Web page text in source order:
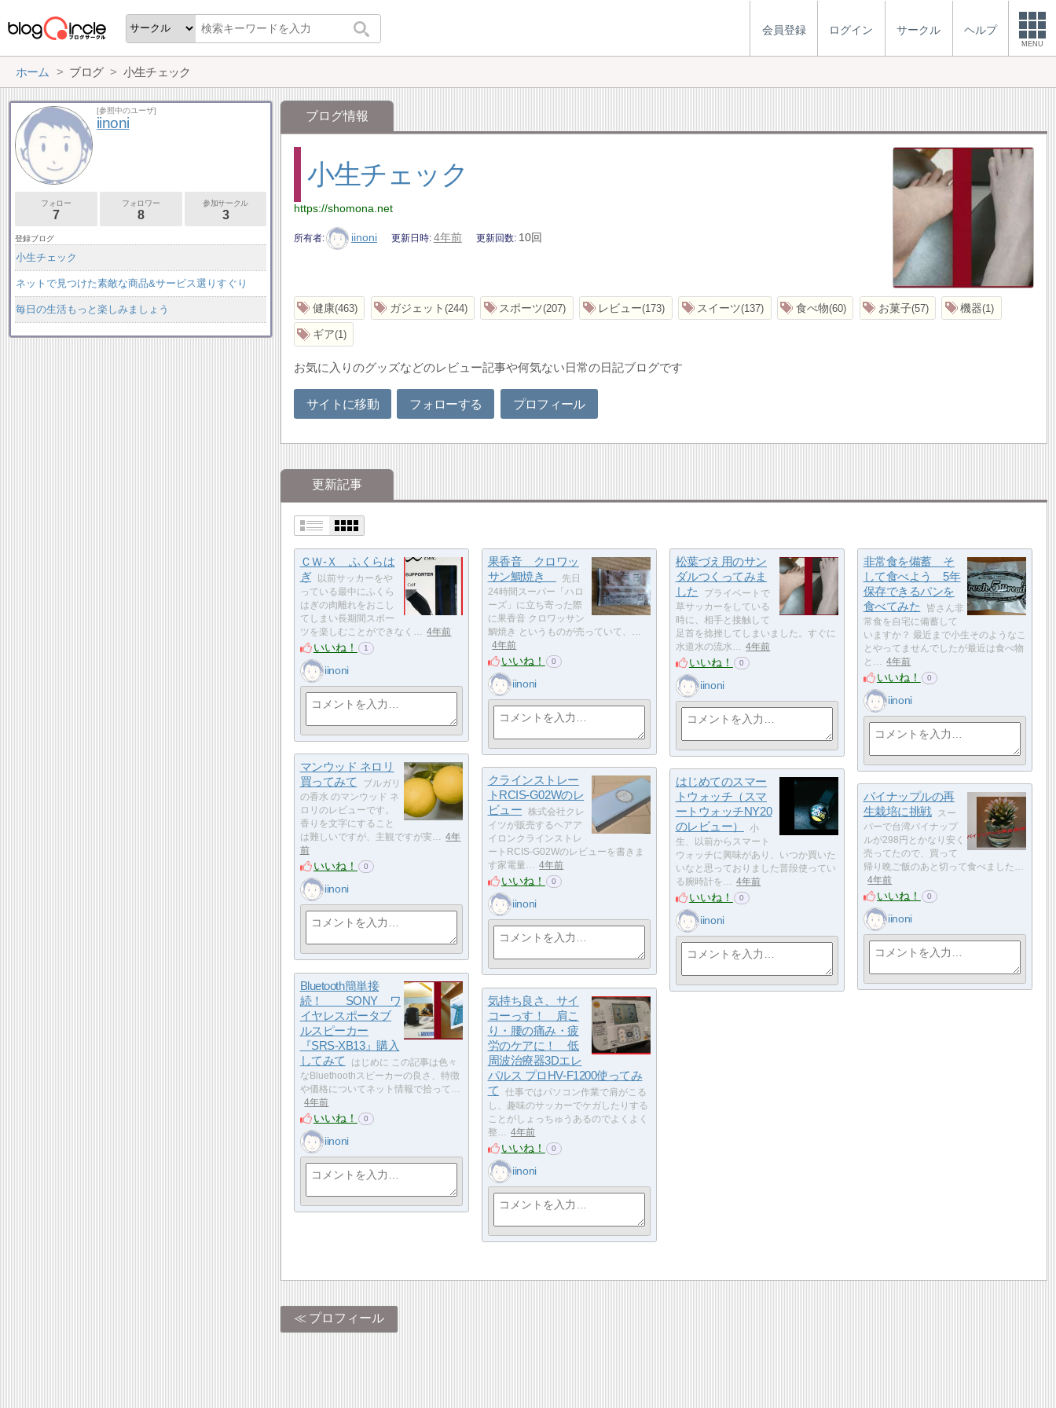
会員登録 ログイン サークル ヘルプ
MENU
ホーム ブログ 小生チェック
ブログ情報
小生チェック
https://shomona.net
所有者 iinoni 更新日時 4年前 更新回数 10回
健康 463 ガジェット 244 スポーツ 207 レビュー 173 スイーツ 137 食べ物 60 お菓子 57 機器 1
ギア 1
お気に入りのグッズなどのレビュー記事や何気ない日常の日記ブログです
サイトに移動 フォローする プロフィール
更新記事
ＣＷ-Ｘ ふくらは
ぎ
以前サッカーをや
っている最中にふくら
はぎの肉離れをおこし
てしまい長期間スポー
ツを楽しむことができなく…
4年前
いいね！ 1
iinoni
果香音 クロワッ
サン鯛焼き
先日
24時間スーパー「ハロ
ーズ」に立ち寄った際
に果香音 クロワッサン
鯛焼き というものが売っていて、…
4年前
いいね！ 0
iinoni
松葉づえ用のサン
ダルつくってみま
した
プライベートで
草サッカーをしている
時に、相手と接触して
足首を捻挫してしまいました。すぐに
水道水の流水…
4年前
いいね！ 0
iinoni
非常食を備蓄 そ
して食べよう 5年
保存できるパンを
食べてみた
皆さん非
常食を自宅に備蓄して
いますか？ 最近まで小生そのようなこ
とやってませんでしたが最近は食べ物
と…
4年前
いいね！ 0
iinoni
マンウッド ネロリ
買ってみて
ブルガリ
の香水 のマンウッド ネ
ロリのレビューです。
香りを文字にすること
は難しいですが、主観ですが実…
4年
前
いいね！ 0
iinoni
クラインストレー
トRCIS-G02Wのレ
ビュー
株式会社クレ
イツが販売するヘアア
イロンクラインストレ
ートRCIS-G02Wのレビューを書きま
す家電量…
4年前
いいね！ 0
iinoni
はじめてのスマー
トウォッチ（スマ
ートウォッチNY20
のレビュー）
小
生、以前からスマート
ウォッチに興味があり、いつか買いた
いなと思っておりました普段使ってい
る腕時計を…
4年前
いいね！ 0
iinoni
パイナップルの再
生栽培に挑戦
スー
パーで台湾パイナップ
ルが298円とかなり安く
売ってたので、買って
帰り晩ご飯のあと切って食べました…
4年前
いいね！ 0
iinoni
Bluetooth簡単接
続！ SONY ワ
イヤレスポータブ
ルスピーカー
『SRS-XB13』購入
してみて
はじめに この記事は色々
なBluethoothスピーカーの良さ、特徴
や価格についてネット情報で拾って…
4年前
いいね！ 0
iinoni
気持ち良さ、サイ
コーっす！ 肩こ
り・腰の痛み・疲
労のケアに！ 低
周波治療器3Dエレ
パルス プロHV-F1200使ってみ
て
仕事ではパソコン作業で肩がこる
し、趣味のサッカーでケガしたりする
ことがしょっちゅうあるのでよくよく
整…
4年前
いいね！ 0
iinoni
プロフィール
[参照中のユーザ]
iinoni
フォロー
7
フォロワー
8
参加サークル
3
登録ブログ
小生チェック
ネットで見つけた素敵な商品&サービス選りすぐり
毎日の生活もっと楽しみましょう